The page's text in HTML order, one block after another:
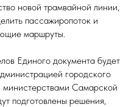
новой трамвайной линии,
пассажиропоток и
маршруты.
Единого документа будет
городского
Самарской
подготовлены решения,